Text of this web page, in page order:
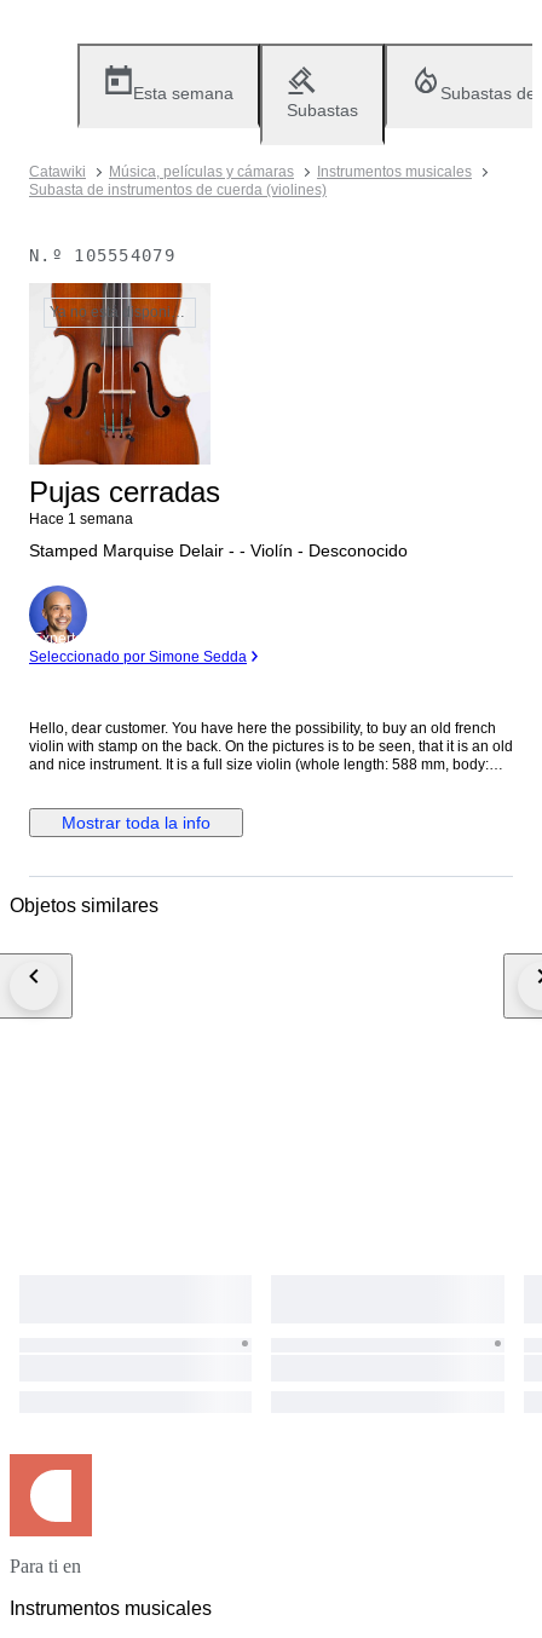
Esta semana
Subastas
Subastas
Catawiki Música, películas y cámaras
Instrumentos musicales
Subasta de instrumentos de cuerda (violines)
N.º 105554079
Ya no está disponible
Pujas cerradas
Hace 1 semana
Stamped Marquise Delair - - Violín - Desconocido
Experto
Seleccionado por Simone Sedda
Hello, dear customer. You have here the possibility, to buy an old french
violin with stamp on the back. On the pictures is to be seen, that it is an old
and nice instrument. It is a full size violin (whole length: 588 mm, body:
very good condition, there are some tears and wears, no cracks to the
corpus. Small repaired crack to a-peg-hole. !!! Violins and bows described
therefore considered to have a higher degree of documented certainty
'labelled' (violins) or 'stamped' (bows), for which we provide no guarantee
Mostrar toda la info
Objetos similares
Para ti en
Instrumentos musicales